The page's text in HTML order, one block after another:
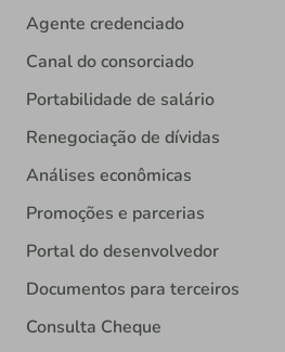
Agente credenciado
Canal do consorciado
Portabilidade de salário
Renegociação de dívidas
Análises econômicas
Promoções e parcerias
Portal do desenvolvedor
Documentos para terceiros
Consulta Cheque